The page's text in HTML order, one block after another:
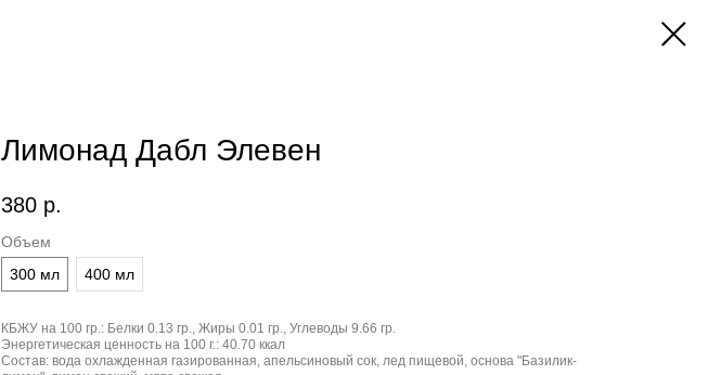
Лимонад Дабл Элевен
380 р.
Объем
300 мл
400 мл
КБЖУ на 100 гр.: Белки 0.13 гр., Жиры 0.01 гр., Углеводы 9.66 гр.
Энергетическая ценность на 100 г.: 40.70 ккал
Состав: вода охлажденная газированная, апельсиновый сок, лед пищевой, основа "Базилик-